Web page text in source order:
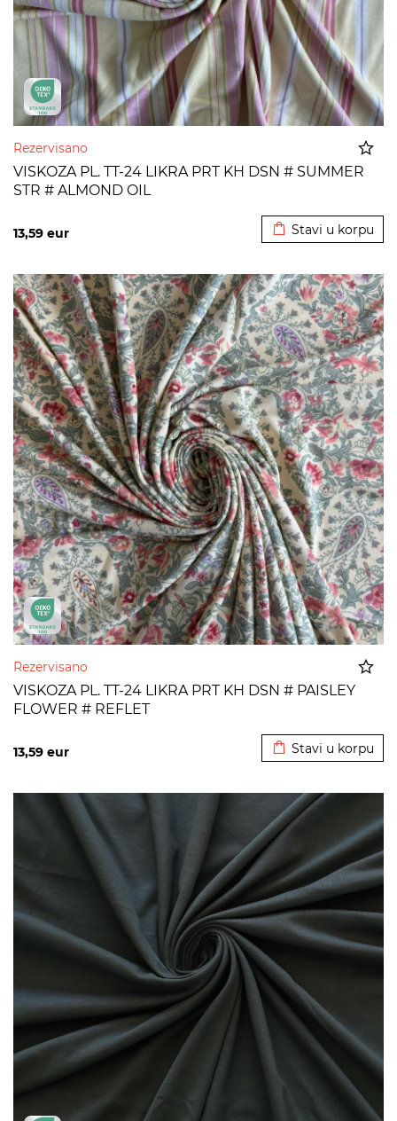
Rezervisano
VISKOZA PL. TT-24 LIKRA PRT KH DSN # SUMMER
STR # ALMOND OIL
13,59 eur Stavi u korpu
Rezervisano
VISKOZA PL. TT-24 LIKRA PRT KH DSN # PAISLEY
FLOWER # REFLET
13,59 eur Stavi u korpu